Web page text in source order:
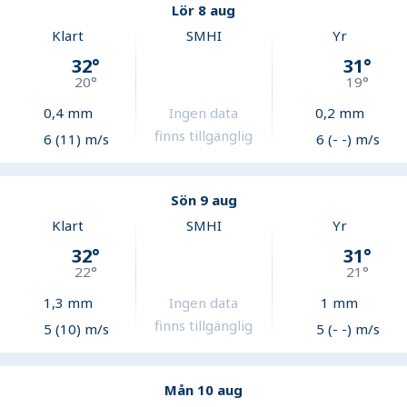
Lör 8 aug
Klart
32°
20°
0,4mm
6 (11) m/s
SMHI
Ingen data
finns tillgänglig
Yr
31°
19°
0,2 mm
6 (- -) m/s
Sön 9 aug
Klart
32°
22°
1,3 mm
5 (10) m/s
SMHI
Ingen data
finns tillgänglig
Yr
31°
21°
1 mm
5 (- -) m/s
Mån 10 aug